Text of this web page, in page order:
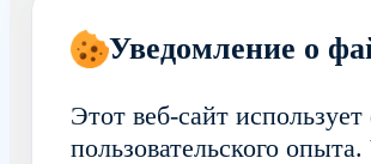
Уведомление о
Этот веб-сайт
пользовательского